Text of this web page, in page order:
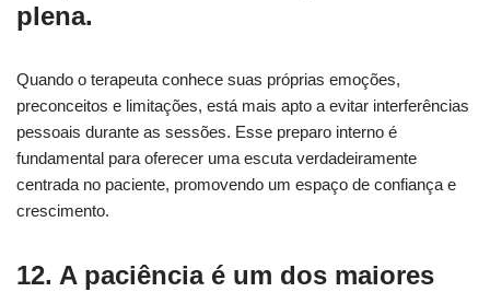
plena.
Quando o terapeuta conhece suas próprias emoções,
preconceitos e limitações, está mais apto a evitar interferências
pessoais durante as sessões. Esse preparo interno é
fundamental para oferecer uma escuta verdadeiramente
centrada no paciente, promovendo um espaço de confiança e
crescimento.
12. A paciência é um dos maiores